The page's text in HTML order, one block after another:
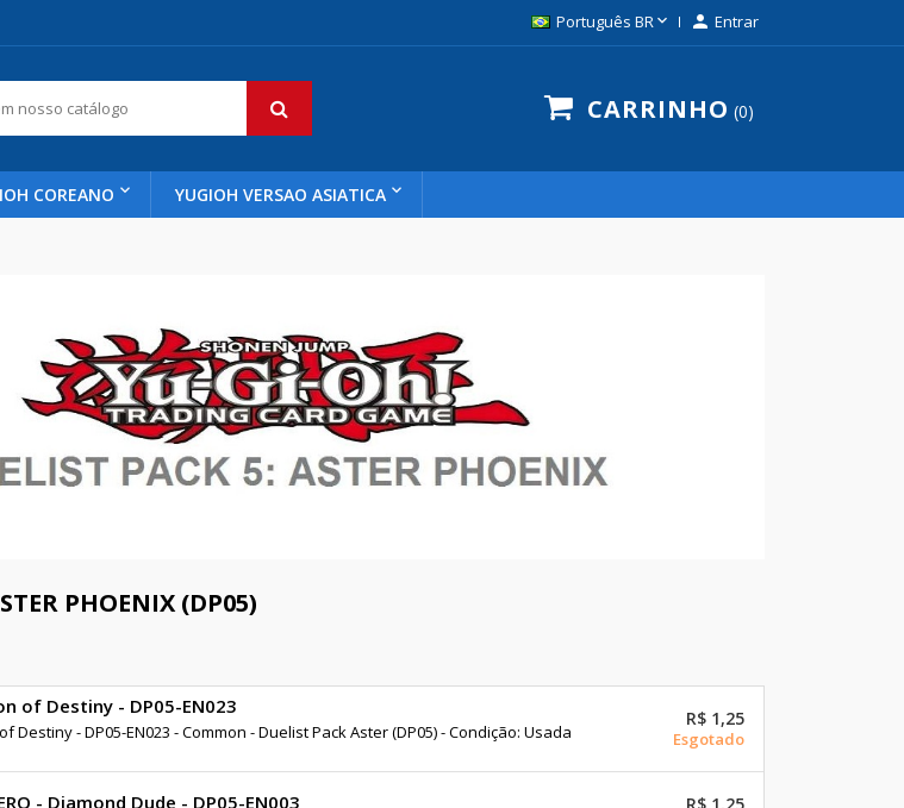
Português BR  Entrar
CARRINHO 0
COREANO YUGIOH VERSAO ASIATICA
PHOENIX (DP05)
of Destiny - DP05-EN023
Destiny - DP05-EN023 - Common - Duelist Pack Aster (DP05) - Condição: Usada
R$ 1,25
Esgotado
- Diamond Dude - DP05-EN003 R$ 1,25